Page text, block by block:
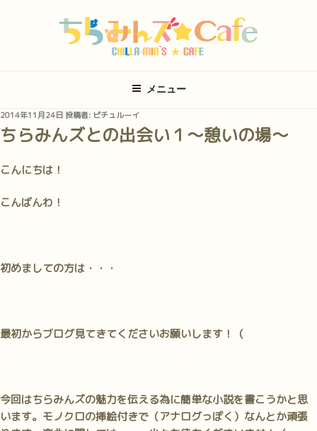
ス
キ
ッ
メニュー
投
稿
日:
2014年11月24日投稿者: ピチュルーイ
ちらみんズとの出会い１～憩いの場～
こんにちは！
こんばんわ！
初めましての方は・・・
最初からブログ見てきてくださいお願いします！（
今回はちらみんズの魅力を伝える為に簡単な小説を書こうかと思
います。モノクロの挿絵付きで（アナログっぽく）なんとか頑張